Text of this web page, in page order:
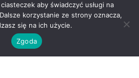
aby świadczyć usługi na
korzystanie ze strony oznacza,
się na ich użycie.
Zgoda